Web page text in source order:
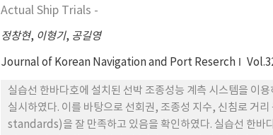
Actual Ship Trials -
정창현, 이형기, 공길영
Journal of Korean Navigation and Port Reserch
실습선 한바다호에 설치된 선박 조종성능 계측 시스템을 이
실시하였다. 이를 바탕으로 선회권, 조종성 지수, 신침로 거
standards)을 잘 만족하고 있음을 확인하였다. 실습선 한바